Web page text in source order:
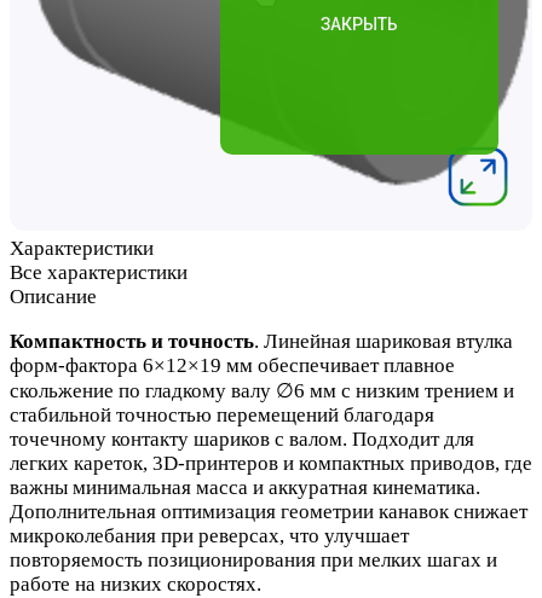
Характеристики
Все характеристики
Описание
Компактность и точность. Линейная шариковая втулка
форм‑фактора 6×12×19 мм обеспечивает плавное
скольжение по гладкому валу ∅6 мм с низким трением и
стабильной точностью перемещений благодаря
точечному контакту шариков с валом. Подходит для
легких кареток, 3D‑принтеров и компактных приводов, где
важны минимальная масса и аккуратная кинематика.
Дополнительная оптимизация геометрии канавок снижает
микроколебания при реверсах, что улучшает
повторяемость позиционирования при мелких шагах и
работе на низких скоростях.